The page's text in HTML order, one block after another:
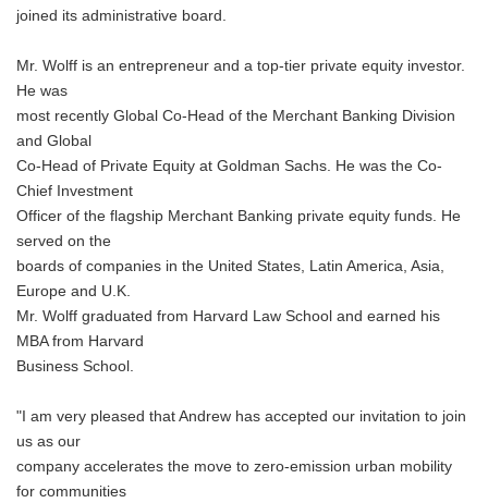
joined its administrative board.
Mr. Wolff is an entrepreneur and a top-tier private equity investor.
He was
most recently Global Co-Head of the Merchant Banking Division
and Global
Co-Head of Private Equity at Goldman Sachs. He was the Co-
Chief Investment
Officer of the flagship Merchant Banking private equity funds. He
served on the
boards of companies in the United States, Latin America, Asia,
Europe and U.K.
Mr. Wolff graduated from Harvard Law School and earned his
MBA from Harvard
Business School.
"I am very pleased that Andrew has accepted our invitation to join
us as our
company accelerates the move to zero-emission urban mobility
for communities